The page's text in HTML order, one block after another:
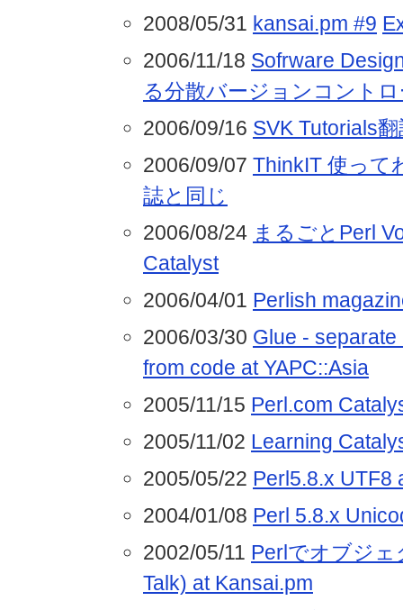
2008/05/31 kansai.pm #9
2006/11/18 Sofrware
る分散バージョンコント
2006/09/16 SVK Tutorials
2006/09/07 ThinkIT 使って
誌と同じ
2006/08/24 まるごとPerl
Catalyst
2006/04/01 Perlish
2006/03/30 Glue -
from code at YAPC::Asia
2005/11/15 Perl.com
2005/11/02 Learning
2005/05/22 Perl5.8.x UTF8
2004/01/08 Perl 5.8.x
2002/05/11 Perlでオブジェ
Talk) at Kansai.pm